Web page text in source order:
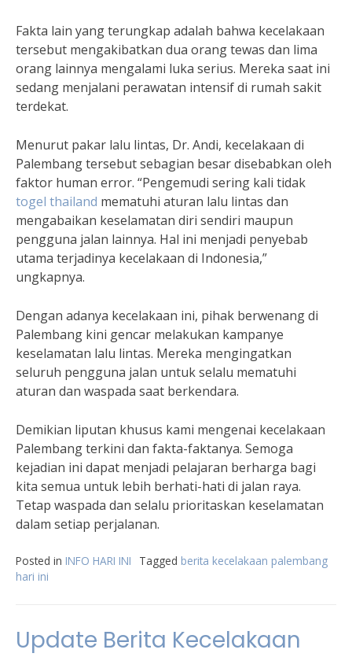
Fakta lain yang terungkap adalah bahwa kecelakaan
tersebut mengakibatkan dua orang tewas dan lima
orang lainnya mengalami luka serius. Mereka saat ini
sedang menjalani perawatan intensif di rumah sakit
terdekat.
Menurut pakar lalu lintas, Dr. Andi, kecelakaan di
Palembang tersebut sebagian besar disebabkan oleh
faktor human error. “Pengemudi sering kali tidak
togel thailand mematuhi aturan lalu lintas dan
mengabaikan keselamatan diri sendiri maupun
pengguna jalan lainnya. Hal ini menjadi penyebab
utama terjadinya kecelakaan di Indonesia,”
ungkapnya.
Dengan adanya kecelakaan ini, pihak berwenang di
Palembang kini gencar melakukan kampanye
keselamatan lalu lintas. Mereka mengingatkan
seluruh pengguna jalan untuk selalu mematuhi
aturan dan waspada saat berkendara.
Demikian liputan khusus kami mengenai kecelakaan
Palembang terkini dan fakta-faktanya. Semoga
kejadian ini dapat menjadi pelajaran berharga bagi
kita semua untuk lebih berhati-hati di jalan raya.
Tetap waspada dan selalu prioritaskan keselamatan
dalam setiap perjalanan.
Posted in INFO HARI INI Tagged berita kecelakaan palembang
hari ini
Update Berita Kecelakaan